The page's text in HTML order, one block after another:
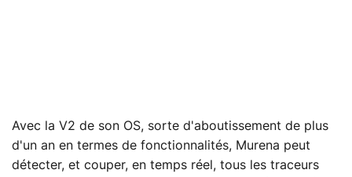
Avec la V2 de son OS, sorte d'aboutissement de plus
d'un an en termes de fonctionnalités, Murena peut
détecter, et couper, en temps réel, tous les traceurs